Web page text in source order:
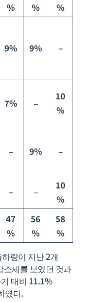
%
%
%
9% 9% –
7% –
10
%
– 9% –
– –
10
%
47
%
56
%
58
%
량이 지난 2개
소세를 보였던 것과
대비 11.1%
였다.